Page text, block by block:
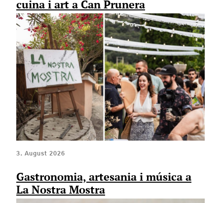
cuina i art a Can Prunera
3. August 2026
Gastronomia, artesania i música a
La Nostra Mostra